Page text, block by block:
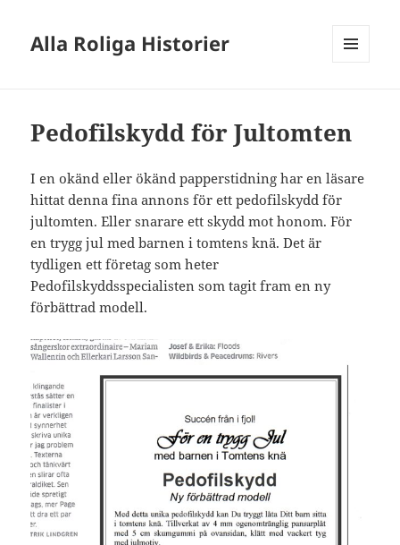
Alla Roliga Historier
Pedofilskydd för Jultomten
I en okänd eller ökänd papperstidning har en läsare
hittat denna fina annons för ett pedofilskydd för
jultomten. Eller snarare ett skydd mot honom. För
en trygg jul med barnen i tomtens knä. Det är
tydligen ett företag som heter
Pedofilskyddsspecialisten som tagit fram en ny
förbättrad modell.